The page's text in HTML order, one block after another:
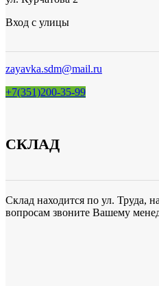
Вход с улицы
zayavka.sdm@mail.ru
+7(351)200-35-99
СКЛАД
Склад находится по ул. Труда,
вопросам звоните Вашему